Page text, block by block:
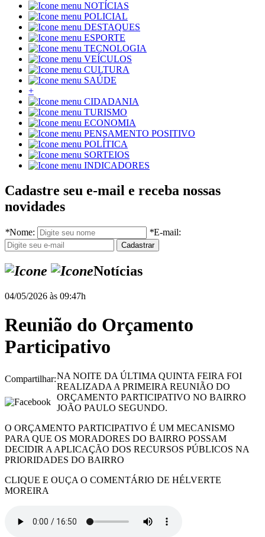
NOTÍCIAS
POLICIAL
DESTAQUES
ESPORTE
TECNOLOGIA
VEÍCULOS
CULTURA
SAÚDE
+
CIDADANIA
TURISMO
ECONOMIA
PENSAMENTO POSITIVO
POLÍTICA
SORTEIOS
INDICADORES
Cadastre seu e-mail e receba nossas
novidades
*Nome: *E-mail:
Notícias
04/05/2026 às 09:47h
Reunião do Orçamento
Participativo
Compartilhar:NA NOITE DA ÚLTIMA QUINTA FEIRA FOI
REALIZADA A PRIMEIRA REUNIÃO DO
ORÇAMENTO PARTICIPATIVO NO BAIRRO
JOÃO PAULO SEGUNDO.
O ORÇAMENTO PARTICIPATIVO É UM MECANISMO
PARA QUE OS MORADORES DO BAIRRO POSSAM
DECIDIR A APLICAÇÃO DOS RECURSOS PÚBLICOS NA
PRIORIDADES DO BAIRRO
CLIQUE E OUÇA O COMENTÁRIO DE HÉLVERTE
MOREIRA